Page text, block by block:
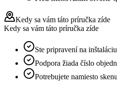
Kedy sa vám táto príručka zíde
Kedy sa vám táto príručka zíde
Ste pripravení na
Podpora žiada číslo
Potrebujete namiesto